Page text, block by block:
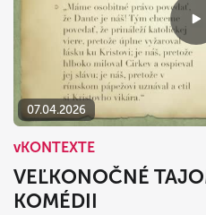
07.04.2026
vKONTEXTE
VEĽKONOČNÉ
KOMÉDII